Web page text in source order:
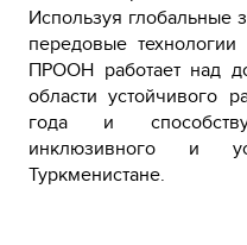
Используя глобальные
передовые
ПРООН работает над
области устойчивого
года и
инклюзивного и
Туркменистане.